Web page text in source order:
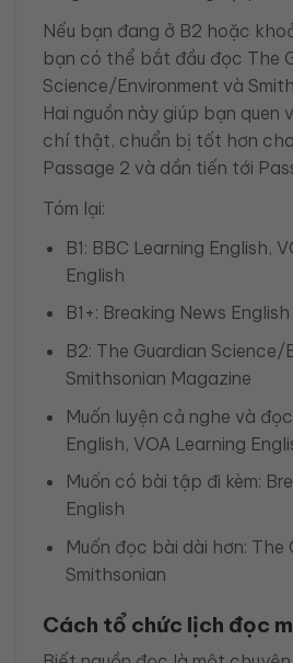
Nếu bạn đang ở B2 hoặc
bạn có thể bắt đầu đọc The
Science/Environment và
Hai nguồn này giúp bạn quen
chí thật, chuẩn bị tốt hơn cho
Passage 2 và dần tiến tới
Tóm lại:
B1: BBC Learning English,
English
B1+: Breaking News English
B2: The Guardian Science/
Smithsonian Magazine
Muốn luyện cả nghe và
English, VOA Learning
Muốn có bài tập đi kèm:
English
Muốn đọc bài dài hơn: The
Smithsonian
Cách tổ chức lịch đọc